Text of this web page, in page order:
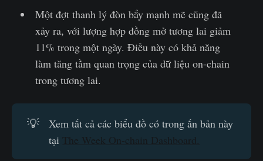
Một đợt thanh lý đòn bẩy mạnh mẽ cũng đã
xảy ra, với lượng hợp đồng mở tương lai giảm
11% trong một ngày. Điều này có khả năng
làm tăng tầm quan trọng của dữ liệu on-chain
trong tương lai.
💡
Xem tất cả các biểu đồ có trong ấn bản này
tại The Week On-chain Dashboard.